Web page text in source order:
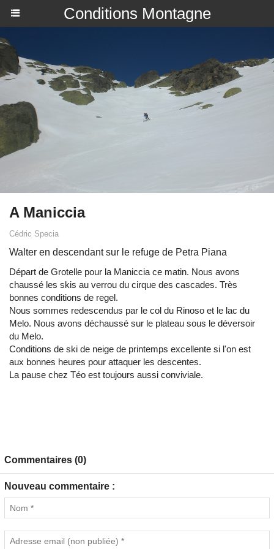
Conditions Montagne
A Maniccia
Cédric Specia
Walter en descendant sur le refuge de Petra Piana
Départ de Grotelle pour la Maniccia ce matin. Nous avons
chaussé les skis au verrou du cirque des cascades. Très
bonnes conditions de regel.
Nous sommes redescendus par le col du Rinoso et le lac du
Melo. Nous avons déchaussé sur le plateau sous le déversoir
du Melo.
Conditions de ski de neige de printemps excellente si l'on est
aux bonnes heures pour attaquer les descentes.
La pause chez Téo est toujours aussi conviviale.
Commentaires (0)
Nouveau commentaire :